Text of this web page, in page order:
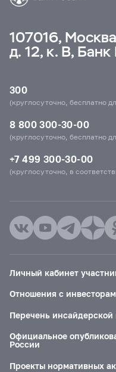
107016,
д. 12, к. В,
300
(круглосуточно, бесплатно
8 800 300-30-00
(круглосуточно, бесплатно
+7 499 300-30-00
(круглосуточно, в
Личный кабинет
Отношения с
Перечень
Официальное
России
Проекты нормативных